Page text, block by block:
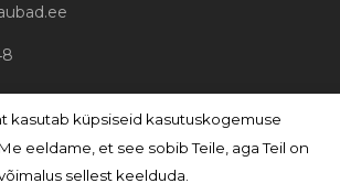
OÜ 2020 - Registrikood 10645867
kasutab küpsiseid kasutuskogemuse
eeldame, et see sobib Teile, aga Teil on
sellest keelduda.